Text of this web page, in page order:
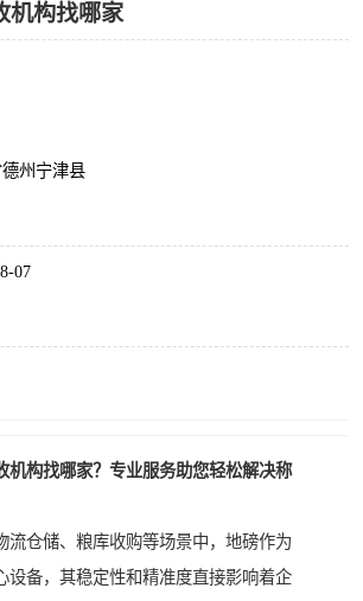
机构找哪家
州宁津县
07
机构找哪家？专业服务助您轻松解决称
流仓储、粮库收购等场景中，地磅作为
设备，其稳定性和精准度直接影响着企